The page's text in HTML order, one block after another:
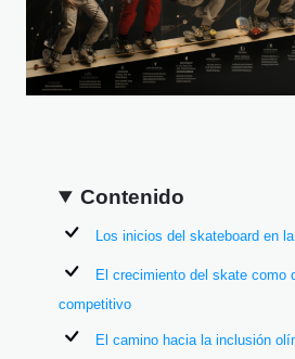
Contenido
Los inicios del skateboard en
El crecimiento del skate como
competitivo
El camino hacia la inclusión